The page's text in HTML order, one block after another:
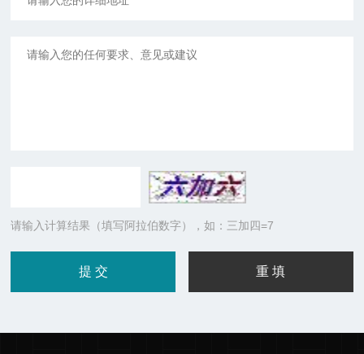
请输入计算结果（填写阿拉伯数字），如：三加四=7